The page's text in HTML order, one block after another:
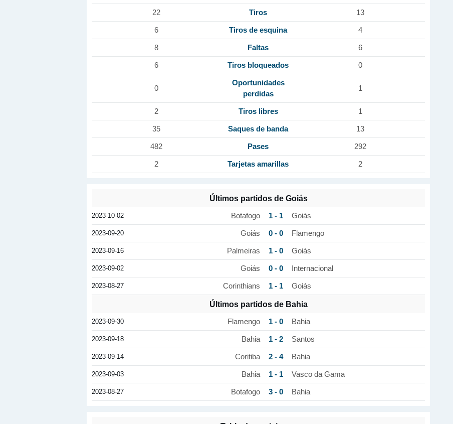
22 Tiros 13
6 Tiros de esquina 4
8 Faltas 6
6 Tiros bloqueados 0
0
Oportunidades
perdidas
1
2 Tiros libres 1
35 Saques de banda 13
482 Pases 292
2 Tarjetas amarillas 2
Últimos partidos de Goiás
2023-10-02 Botafogo 1 - 1 Goiás
2023-09-20 Goiás 0 - 0 Flamengo
2023-09-16 Palmeiras 1 - 0 Goiás
2023-09-02 Goiás 0 - 0 Internacional
2023-08-27 Corinthians 1 - 1 Goiás
Últimos partidos de Bahia
2023-09-30 Flamengo 1 - 0 Bahia
2023-09-18 Bahia 1 - 2 Santos
2023-09-14 Coritiba 2 - 4 Bahia
2023-09-03 Bahia 1 - 1 Vasco da Gama
2023-08-27 Botafogo 3 - 0 Bahia